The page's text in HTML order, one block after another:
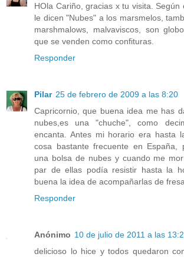
HOla Cariño, gracias x tu visita. Según
le dicen "Nubes" a los marsmelos,
marshmalows, malvaviscos, son
que se venden como confituras.
Responder
Pilar 25 de febrero de 2009 a las 8:20
Capricornio, que buena idea me has
nubes,es una "chuche", como
encanta. Antes mi horario era hasta
cosa bastante frecuente en España,
una bolsa de nubes y cuando me
par de ellas podía resistir hasta la
buena la idea de acompañarlas de
Responder
Anónimo 10 de julio de 2011 a las
delicioso lo hice y todos quedaron